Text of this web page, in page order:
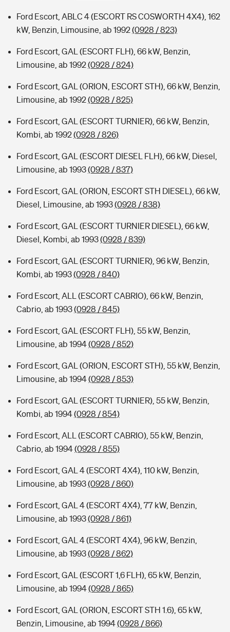
Ford Escort, ABLC 4 (ESCORT RS COSWORTH 4X4), 162
kW, Benzin, Limousine, ab 1992(0928 / 823)
Ford Escort, GAL (ESCORT FLH), 66 kW, Benzin,
Limousine, ab 1992(0928 / 824)
Ford Escort, GAL (ORION, ESCORT STH), 66 kW, Benzin,
Limousine, ab 1992(0928 / 825)
Ford Escort, GAL (ESCORT TURNIER), 66 kW, Benzin,
Kombi, ab 1992(0928 / 826)
Ford Escort, GAL (ESCORT DIESEL FLH), 66 kW, Diesel,
Limousine, ab 1993(0928 / 837)
Ford Escort, GAL (ORION, ESCORT STH DIESEL), 66 kW,
Diesel, Limousine, ab 1993(0928 / 838)
Ford Escort, GAL (ESCORT TURNIER DIESEL), 66 kW,
Diesel, Kombi, ab 1993(0928 / 839)
Ford Escort, GAL (ESCORT TURNIER), 96 kW, Benzin,
Kombi, ab 1993(0928 / 840)
Ford Escort, ALL (ESCORT CABRIO), 66 kW, Benzin,
Cabrio, ab 1993(0928 / 845)
Ford Escort, GAL (ESCORT FLH), 55 kW, Benzin,
Limousine, ab 1994(0928 / 852)
Ford Escort, GAL (ORION, ESCORT STH), 55 kW, Benzin,
Limousine, ab 1994(0928 / 853)
Ford Escort, GAL (ESCORT TURNIER), 55 kW, Benzin,
Kombi, ab 1994(0928 / 854)
Ford Escort, ALL (ESCORT CABRIO), 55 kW, Benzin,
Cabrio, ab 1994(0928 / 855)
Ford Escort, GAL 4 (ESCORT 4X4), 110 kW, Benzin,
Limousine, ab 1993(0928 / 860)
Ford Escort, GAL 4 (ESCORT 4X4), 77 kW, Benzin,
Limousine, ab 1993(0928 / 861)
Ford Escort, GAL 4 (ESCORT 4X4), 96 kW, Benzin,
Limousine, ab 1993(0928 / 862)
Ford Escort, GAL (ESCORT 1,6 FLH), 65 kW, Benzin,
Limousine, ab 1994(0928 / 865)
Ford Escort, GAL (ORION, ESCORT STH 1.6), 65 kW,
Benzin, Limousine, ab 1994(0928 / 866)